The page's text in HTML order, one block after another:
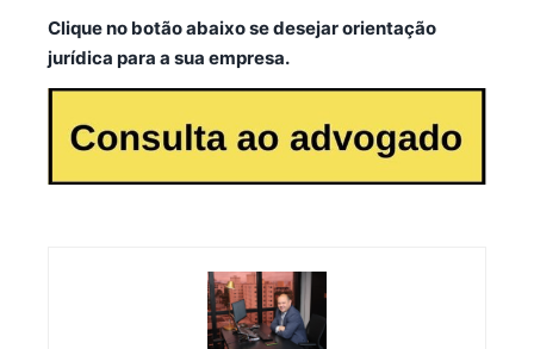
Clique no botão abaixo se desejar orientação
jurídica para a sua empresa.